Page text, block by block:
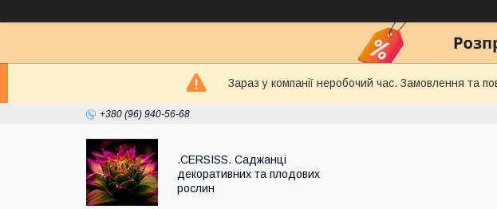
Зараз у компанії неробочий час. Замовлення та
+380 (96) 940-56-68
.CERSISS. Саджанці
декоративних та плодових
рослин